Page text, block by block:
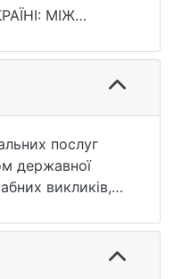
of Kyiv.
7786.2025/11-
МІЖ
National
2025. Т. 1, №
2616-
послуг
державної
викликів,
внутрішньо
актуалізувало